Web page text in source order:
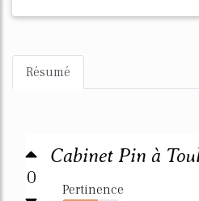
Résumé
0
Cabinet Pin à
Pertinence